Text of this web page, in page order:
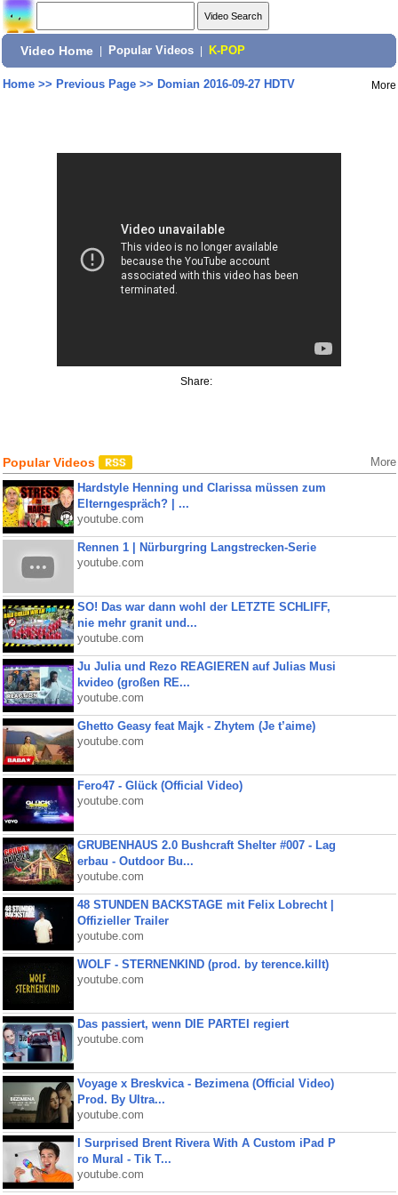
Video Home Popular Videos K-POP
Home>> Previous Page>> Domian 2016-09-27 HDTV More
Share:
Popular Videos More
Hardstyle Henning und Clarissa müssen zum
Elterngespräch? | ...
youtube.com
Rennen 1 | Nürburgring Langstrecken-Serie
youtube.com
SO! Das war dann wohl der LETZTE SCHLIFF,
nie mehr granit und...
youtube.com
Ju Julia und Rezo REAGIEREN auf Julias Musi
kvideo (großen RE...
youtube.com
Ghetto Geasy feat Majk - Zhytem (Je t’aime)
youtube.com
Fero47 - Glück (Official Video)
youtube.com
GRUBENHAUS 2.0 Bushcraft Shelter #007 - Lag
erbau - Outdoor Bu...
youtube.com
48 STUNDEN BACKSTAGE mit Felix Lobrecht |
Offizieller Trailer
youtube.com
WOLF - STERNENKIND (prod. by terence.killt)
youtube.com
Das passiert, wenn DIE PARTEI regiert
youtube.com
Voyage x Breskvica - Bezimena (Official Video)
Prod. By Ultra...
youtube.com
I Surprised Brent Rivera With A Custom iPad P
ro Mural - Tik T...
youtube.com